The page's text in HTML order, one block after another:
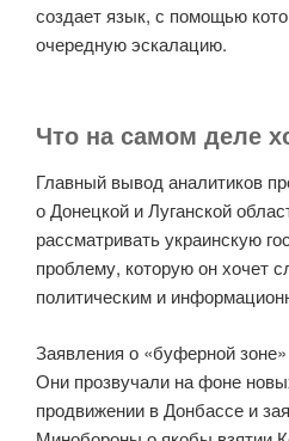
создает язык, с помощью
очередную эскалацию.
Что на самом деле
Главный вывод аналитиков
о Донецкой и Луганской
рассматривать украинскую
проблему, которую он хочет
политическим и
Заявления о «буферной
Они прозвучали на фоне
продвижении в Донбассе и